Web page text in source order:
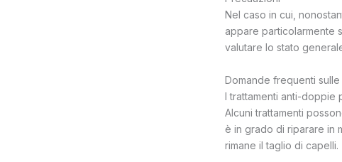
Nel caso in cui,
appare particolarmente
valutare lo stato
Domande frequenti
I trattamenti anti-doppie
Alcuni trattamenti
è in grado di riparare in
rimane il taglio di capelli.